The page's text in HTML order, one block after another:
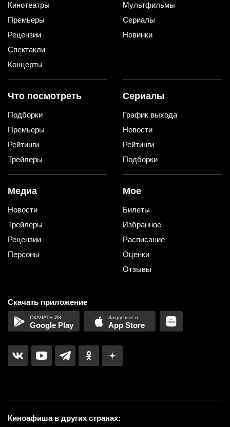
Кинотеатры
Премьеры
Рецензии
Спектакли
Концерты
Мультфильмы
Сериалы
Новинки
Что посмотреть
Подборки
Премьеры
Рейтинги
Трейлеры
Сериалы
График выхода
Новости
Рейтинги
Подборки
Медиа
Новости
Трейлеры
Рецензии
Персоны
Мое
Билеты
Избранное
Расписание
Оценки
Отзывы
Скачать приложение
Google Play App Store
Киноафиша в других странах: